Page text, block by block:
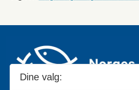
Dine valg: